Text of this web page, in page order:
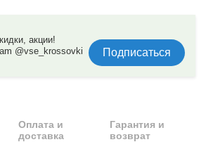
акции!
@vse_krossovki
Подписаться
Оплата и
доставка
Гарантия и
возврат